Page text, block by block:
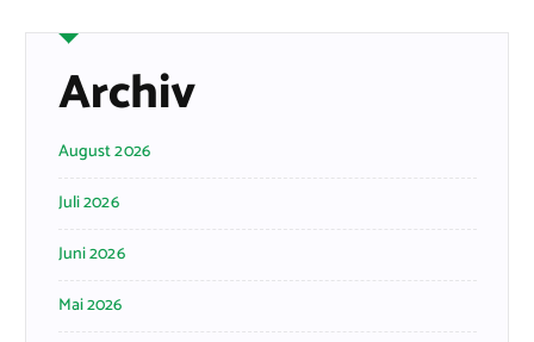
Archiv
August 2026
Juli 2026
Juni 2026
Mai 2026